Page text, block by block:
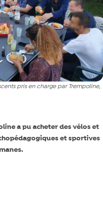
pris en charge par Trempoline,
a pu acheter des vélos et
et sportives